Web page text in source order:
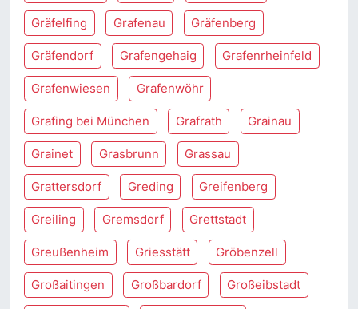
Gräfelfing Grafenau Gräfenberg
Gräfendorf Grafengehaig Grafenrheinfeld
Grafenwiesen Grafenwöhr
Grafing bei München Grafrath Grainau
Grainet Grasbrunn Grassau
Grattersdorf Greding Greifenberg
Greiling Gremsdorf Grettstadt
Greußenheim Griesstätt Gröbenzell
Großaitingen Großbardorf Großeibstadt